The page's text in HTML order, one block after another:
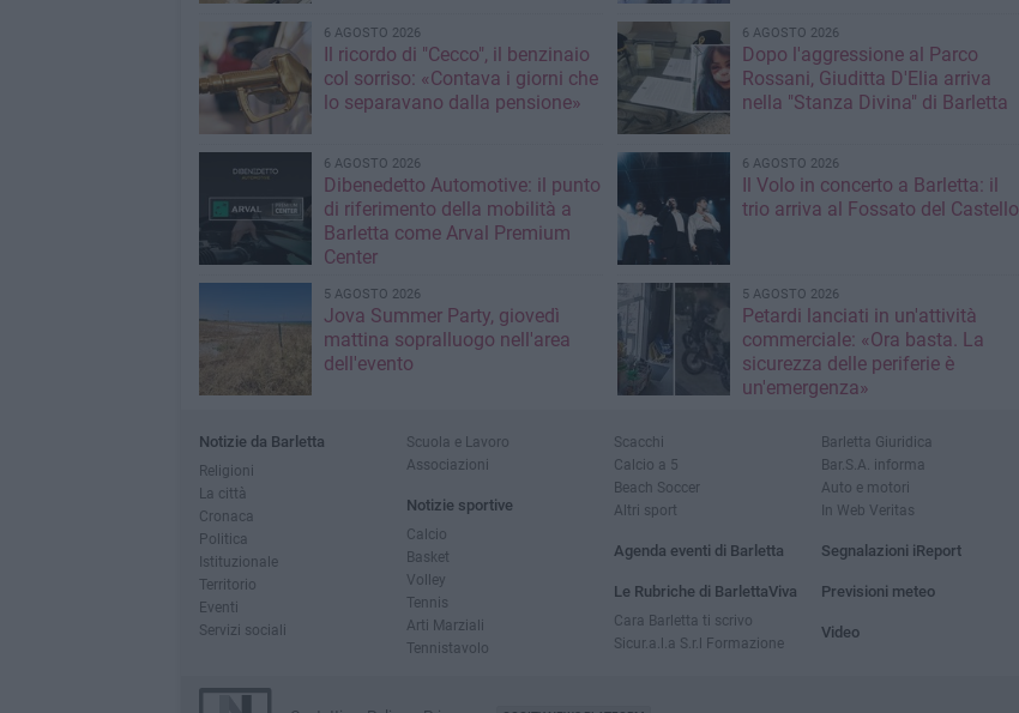
6 AGOSTO 2026
Il ricordo di "Cecco", il benzinaio
col sorriso: «Contava i giorni che
lo separavano dalla pensione»
6 AGOSTO 2026
Dopo l'aggressione al Parco
Rossani, Giuditta D'Elia arriva
nella "Stanza Divina" di Barletta
6 AGOSTO 2026
Dibenedetto Automotive: il punto
di riferimento della mobilità a
Barletta come Arval Premium
Center
6 AGOSTO 2026
Il Volo in concerto a Barletta: il
trio arriva al Fossato del Castello
5 AGOSTO 2026
Jova Summer Party, giovedì
mattina sopralluogo nell'area
dell'evento
5 AGOSTO 2026
Petardi lanciati in un'attività
commerciale: «Ora basta. La
sicurezza delle periferie è
un'emergenza»
Notizie da Barletta
Religioni
La città
Cronaca
Politica
Istituzionale
Territorio
Eventi
Servizi sociali
Scuola e Lavoro
Associazioni
Notizie sportive
Calcio
Basket
Volley
Tennis
Arti Marziali
Tennistavolo
Scacchi
Calcio a 5
Beach Soccer
Altri sport
Agenda eventi di Barletta
Le Rubriche di BarlettaViva
Cara Barletta ti scrivo
Sicur.a.l.a S.r.l Formazione
Barletta Giuridica
Bar.S.A. informa
Auto e motori
In Web Veritas
Segnalazioni iReport
Previsioni meteo
Video